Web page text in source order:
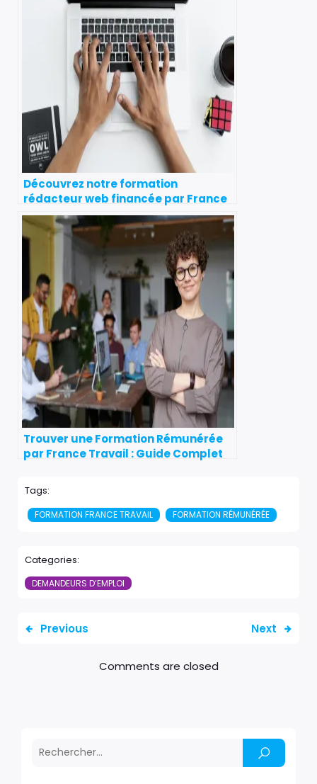
Découvrez notre formation
rédacteur web financée par France
travail
Trouver une Formation Rémunérée
par France Travail : Guide Complet
Tags:
FORMATION FRANCE TRAVAIL FORMATION RÉMUNÉRÉE
Categories:
DEMANDEURS D’EMPLOI
Previous Next
Comments are closed